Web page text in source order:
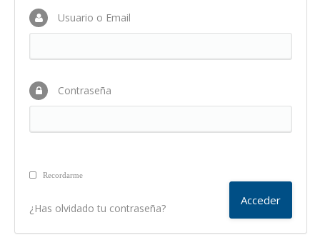
Usuario o Email
Contraseña
Recordarme
¿Has olvidado tu contraseña?